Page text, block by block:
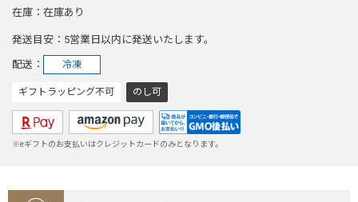
在庫 在庫あり
発送目安 5営業日以内に発送いたします。
配送 冷凍
ギフトラッピング不可 のし可
※eギフトのお支払いはクレジットカードのみとなります。